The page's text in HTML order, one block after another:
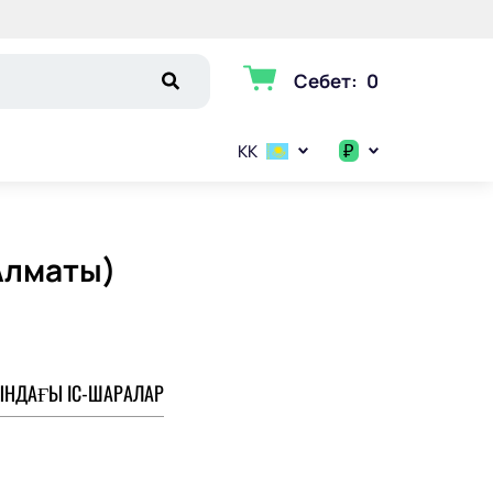
Себет: 0
KK ₽
ІС-ШАРАЛАР